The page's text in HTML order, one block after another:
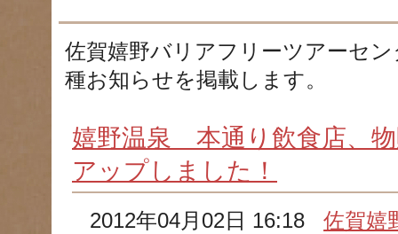
佐賀嬉野バリアフリーツアーセ
種お知らせを掲載します。
嬉野温泉 本通り飲食店、
アップしました！
2012年04月02日 16:18佐賀嬉